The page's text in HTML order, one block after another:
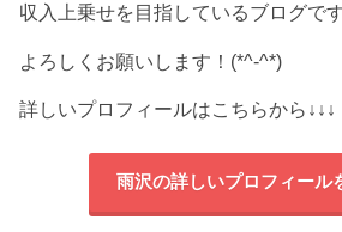
収入上乗せを目指しているブログです
よろしくお願いします！(*^-^*)
詳しいプロフィールはこちらから ↓↓↓
雨沢の詳しいプロフィール